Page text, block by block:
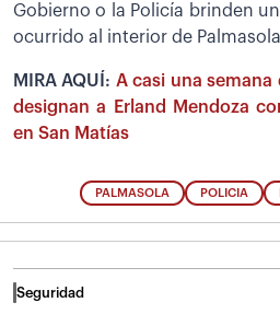
Gobierno o la Policía brinden
ocurrido al interior de
MIRA AQUÍ: A casi una
designan a Erland Mendoza
en San Matías
PALMASOLA POLICIA
Seguridad